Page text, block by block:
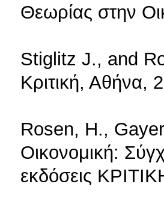
Θεωρίας στην
Stiglitz J., and
Κριτική, Αθήνα,
Rosen, Η.,
Οικονομική:
εκδόσεις